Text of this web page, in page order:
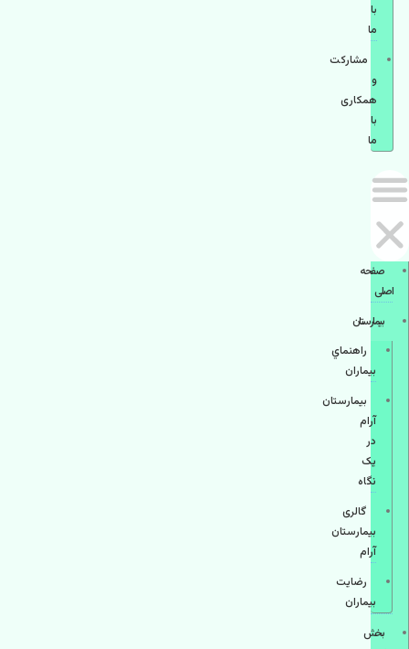
با
ما
مشاركت
و
همكاری
با
ما
صفحه
اصلی
بيمارستان
راهنماي
بیماران
بیمارستان
آرام
در
یک
نگاه
گالری
بیمارستان
آرام
رضایت
بیماران
بخش